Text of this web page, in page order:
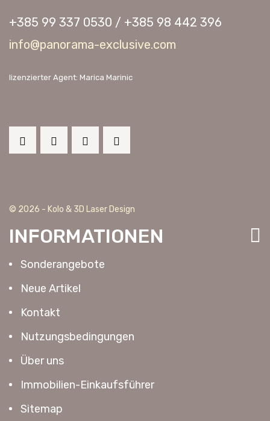
+385 99 337 0530 / +385 98 442 396
info@panorama-exclusive.com
lizenzierter Agent: Marica Marinic
© 2026 - Kolo & 3D Laser Design
INFORMATIONEN
Sonderangebote
Neue Artikel
Kontakt
Nutzungsbedingungen
Über uns
Immobilien-Einkaufsführer
Sitemap